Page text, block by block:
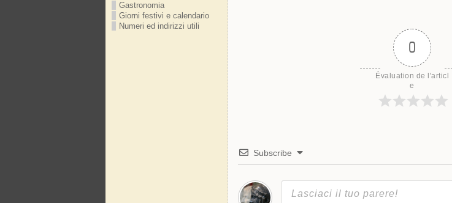
Gastronomia
Giorni festivi e calendario
Numeri ed indirizzi utili
0
Évaluation de l'articl
e
Subscribe